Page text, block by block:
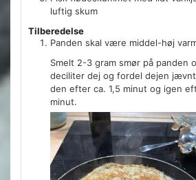
luftig skum
Tilberedelse
Panden skal være middel-høj
Smelt 2-3 gram smør på panden
deciliter dej og fordel dejen
den efter ca. 1,5 minut og igen
minut.